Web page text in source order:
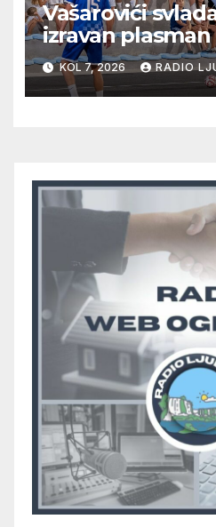
Vašarovići
izravan plasman
četvrtfinale,
prolazak dalje,
večeras počinje
KOL 7, 2026 RADIO